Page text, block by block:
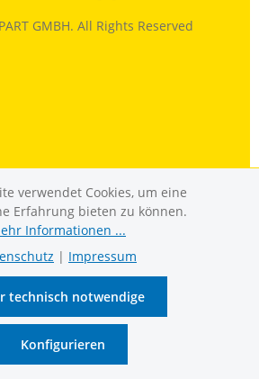
GMBH. All Rights Reserved
verwendet Cookies, um eine
Erfahrung bieten zu können.
Informationen ...
| Impressum
technisch notwendige
Konfigurieren